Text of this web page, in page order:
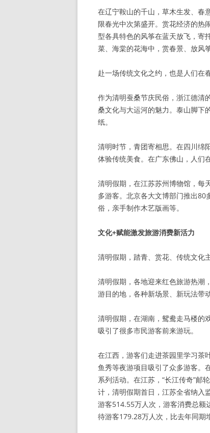
在辽宁鞍山的千山，草木生发、春
限春光中次第盛开。赏花经济的热
型各具特色的风筝在蓝天放飞，寄
菜、海棠的花海中，赏春景、放风
赴一场传统文化之约，也是人们在
作为清明蚕桑节庆民俗，浙江德清
桑文化与大运河的魅力。泰山脚下
纸。
清明时节，青团寄相思。在四川绵
体验传统美食。在广东佛山，人们
清明假期，在江苏苏州博物馆，每
多游客。北京各大文博部门推出
俗，亲手制作木艺版画等。
文化+赋能激发旅游消费新活力
清明假期，踏青、赏花、传统文化
清明假期，各地迎来红色旅游热潮
游目的地，各种新场景、新玩法带
清明假期，在湖南，鸳鸯走马楼的
吸引了很多市民游客前来游玩。
在江西，游客们走进茶园里学习茶
鱼秀等夜游项目吸引了众多游客。
系列活动。在江苏，“长江传奇”邮
计，清明假期首日，江苏全省纳入
游客514.55万人次，游客消费总额
待游客179.28万人次，比去年同期